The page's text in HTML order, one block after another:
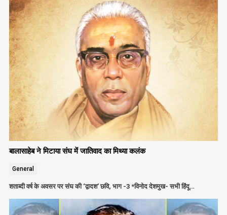
बालासाहेब ने मिटाया संघ में जातिवाद का मिथ्या कलंक
General
शताब्दी वर्ष के अवसर पर संघ की ‘द्वादश’ छवि, भाग -3 *विनोद देशमुख- सभी हिंदू…